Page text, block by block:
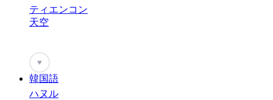
ティエンコン
天空
♥
韓国語
ハヌル